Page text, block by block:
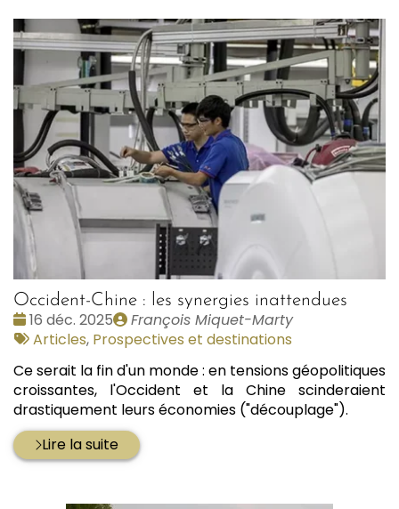
Occident-Chine : les synergies inattendues
Date
:
16 déc. 2025
Publié
par
François Miquet-Marty
Tags
Articles, Prospectives et destinations
Ce serait la fin d'un monde : en tensions géopolitiques
croissantes, l'Occident et la Chine scinderaient
drastiquement leurs économies ("découplage").
Lire la suite